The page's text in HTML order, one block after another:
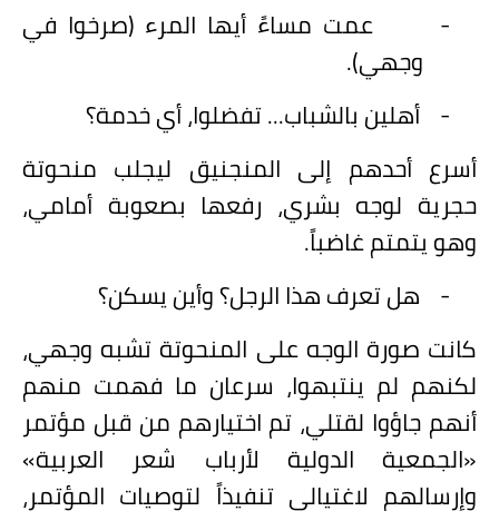
-
عمت مساءً أيها المرء (صرخوا في
وجهي).
- أهلين بالشباب... تفضلوا، أي خدمة؟
أسرع أحدهم إلى المنجنيق ليجلب منحوتة
حجرية لوجه بشري، رفعها بصعوبة أمامي،
وهو يتمتم غاضباً.
- هل تعرف هذا الرجل؟ وأين يسكن؟
كانت صورة الوجه على المنحوتة تشبه وجهي،
لكنهم لم ينتبهوا، سرعان ما فهمت منهم
أنهم جاؤوا لقتلي، تم اختيارهم من قبل مؤتمر
«الجمعية الدولية لأرباب شعر العربية»
وإرسالهم لاغتيالي تنفيذاً لتوصيات المؤتمر،